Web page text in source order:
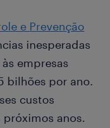
e Prevenção
inesperadas
empresas
bilhões por ano.
custos
anos.